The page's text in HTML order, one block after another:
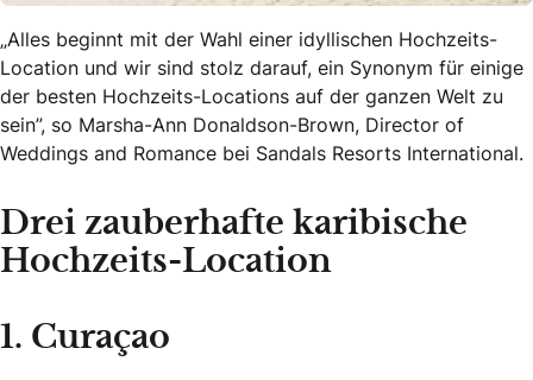
„Alles beginnt mit der Wahl einer idyllischen Hochzeits-
Location und wir sind stolz darauf, ein Synonym für einige
der besten Hochzeits-Locations auf der ganzen Welt zu
sein”, so Marsha-Ann Donaldson-Brown, Director of
Weddings and Romance bei Sandals Resorts International.
Drei zauberhafte karibische
Hochzeits-Location
1. Curaçao